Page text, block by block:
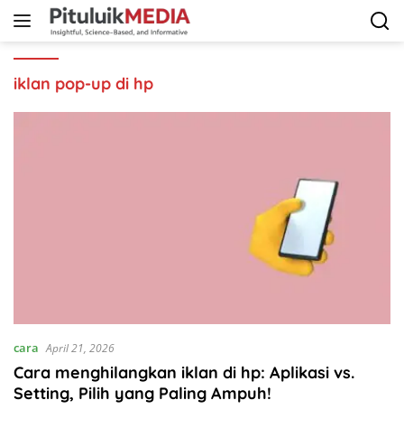
Langsung
iklan pop-up di hp
cara April 21, 2026
Cara menghilangkan iklan di hp: Aplikasi vs.
Setting, Pilih yang Paling Ampuh!